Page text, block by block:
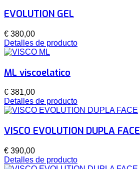
EVOLUTION GEL
€ 380,00
Detalles de producto
ML viscoelatico
€ 381,00
Detalles de producto
VISCO EVOLUTION DUPLA FACE
€ 390,00
Detalles de producto